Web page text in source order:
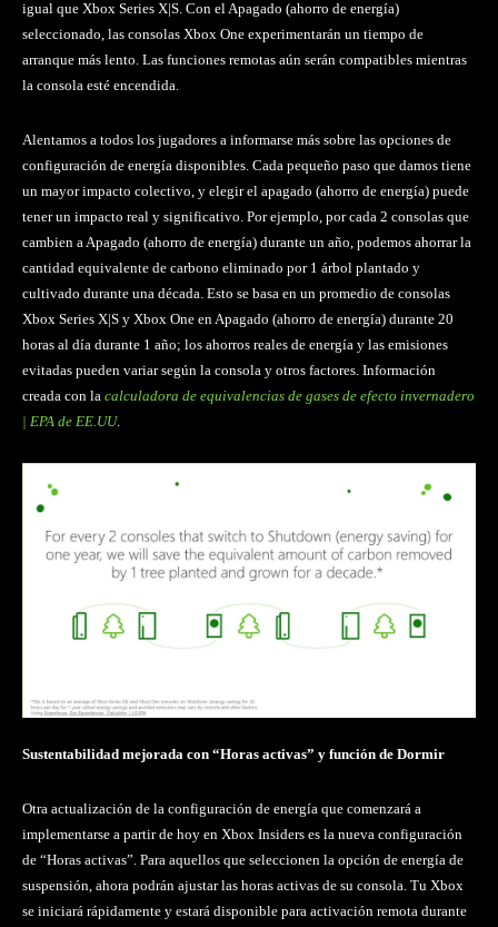
igual que Xbox Series X|S. Con el Apagado (ahorro de energía)
seleccionado, las consolas Xbox One experimentarán un tiempo de
arranque más lento. Las funciones remotas aún serán compatibles mientras
la consola esté encendida.
Alentamos a todos los jugadores a informarse más sobre las opciones de
configuración de energía disponibles. Cada pequeño paso que damos tiene
un mayor impacto colectivo, y elegir el apagado (ahorro de energía) puede
tener un impacto real y significativo. Por ejemplo, por cada 2 consolas que
cambien a Apagado (ahorro de energía) durante un año, podemos ahorrar la
cantidad equivalente de carbono eliminado por 1 árbol plantado y
cultivado durante una década. Esto se basa en un promedio de consolas
Xbox Series X|S y Xbox One en Apagado (ahorro de energía) durante 20
horas al día durante 1 año; los ahorros reales de energía y las emisiones
evitadas pueden variar según la consola y otros factores. Información
creada con la calculadora de equivalencias de gases de efecto invernadero
| EPA de EE.UU.
Sustentabilidad mejorada con “Horas activas” y función de Dormir
Otra actualización de la configuración de energía que comenzará a
implementarse a partir de hoy en Xbox Insiders es la nueva configuración
de “Horas activas”. Para aquellos que seleccionen la opción de energía de
suspensión, ahora podrán ajustar las horas activas de su consola. Tu Xbox
se iniciará rápidamente y estará disponible para activación remota durante